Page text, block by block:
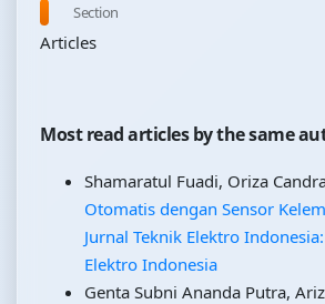
Section
Articles
Most read articles by the same
Shamaratul Fuadi, Oriza
Otomatis dengan Sensor
Jurnal Teknik Elektro
Elektro Indonesia
Genta Subni Ananda Putra,